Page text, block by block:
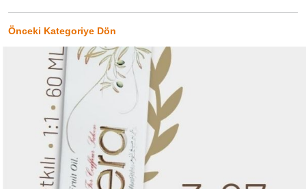
Önceki Kategoriye Dön